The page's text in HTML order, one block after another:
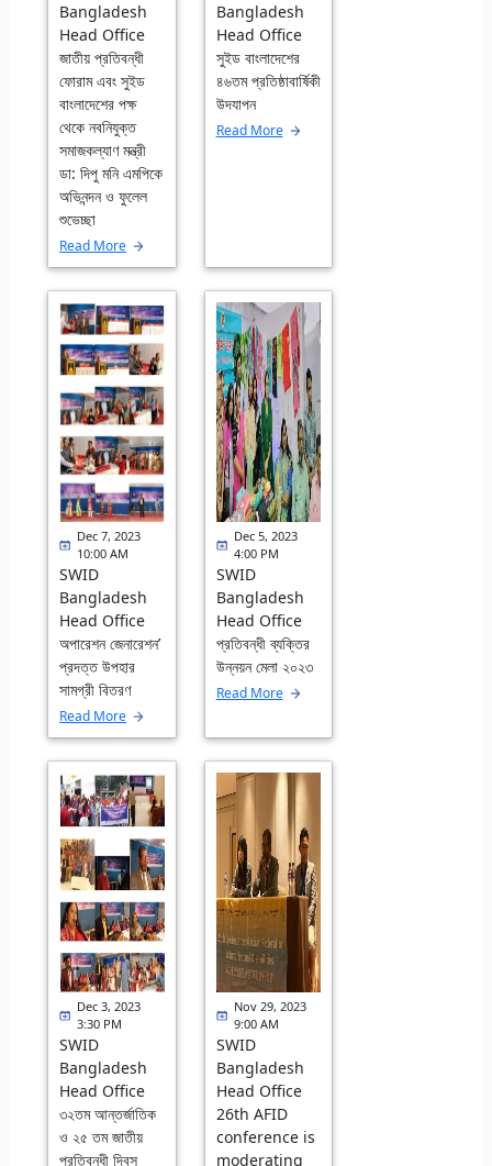
Bangladesh
Head Office
জাতীয় প্রতিবন্ধী
ফোরাম এবং সুইড
বাংলাদেশের পক্ষ
থেকে নবনিযুক্ত
সমাজকল্যাণ মন্ত্রী
ডা: দিপু মনি এমপিকে
অভিনন্দন ও ফুলেল
শুভেচ্ছা
Read More
Bangladesh
Head Office
সুইড বাংলাদেশের
৪৬তম প্রতিষ্ঠাবার্ষিকী
উদযাপন
Read More
Dec 7, 2023
10:00 AM
SWID
Bangladesh
Head Office
অপারেশন জেনারেশন’
প্রদত্ত উপহার
সামগ্রী বিতরণ
Read More
Dec 5, 2023
4:00 PM
SWID
Bangladesh
Head Office
প্রতিবন্ধী ব্যক্তির
উন্নয়ন মেলা ২০২৩
Read More
Dec 3, 2023
3:30 PM
SWID
Bangladesh
Head Office
৩২তম আন্তর্জাতিক
ও ২৫ তম জাতীয়
প্রতিবন্ধী দিবস
Nov 29, 2023
9:00 AM
SWID
Bangladesh
Head Office
26th AFID
conference is
moderating